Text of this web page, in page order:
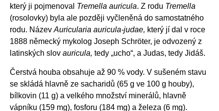
který ji pojmenoval Tremella auricula. Z rodu Tremella
(rosolovky) byla ale později vyčleněná do samostatného
rodu. Název Auricularia auricula-judae, který jí dal v roce
1888 německý mykolog Joseph Schröter, je odvozený z
latinských slov auricula, tedy „ucho“, a Judas, tedy Jidáš.
Čerstvá houba obsahuje až 90 % vody. V sušeném stavu
se skládá hlavně ze sacharidů (65 g ve 100 g houby),
bílkovin (11 g) a velkého množství minerálů, hlavně
vápníku (159 mg), fosforu (184 mg) a železa (6 mg).